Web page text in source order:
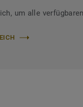
um alle